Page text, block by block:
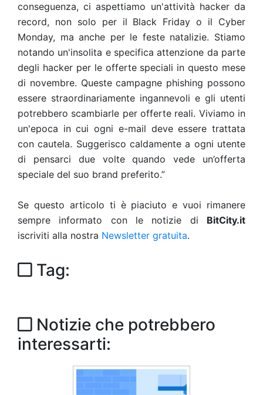
conseguenza, ci aspettiamo un'attività hacker da
record, non solo per il Black Friday o il Cyber
Monday, ma anche per le feste natalizie. Stiamo
notando un'insolita e specifica attenzione da parte
degli hacker per le offerte speciali in questo mese
di novembre. Queste campagne phishing possono
essere straordinariamente ingannevoli e gli utenti
potrebbero scambiarle per offerte reali. Viviamo in
un'epoca in cui ogni e-mail deve essere trattata
con cautela. Suggerisco caldamente a ogni utente
di pensarci due volte quando vede un’offerta
speciale del suo brand preferito.”
Se questo articolo ti è piaciuto e vuoi rimanere
sempre informato con le notizie di BitCity.it
iscriviti alla nostra Newsletter gratuita.
Tag:
Notizie che potrebbero
interessarti: